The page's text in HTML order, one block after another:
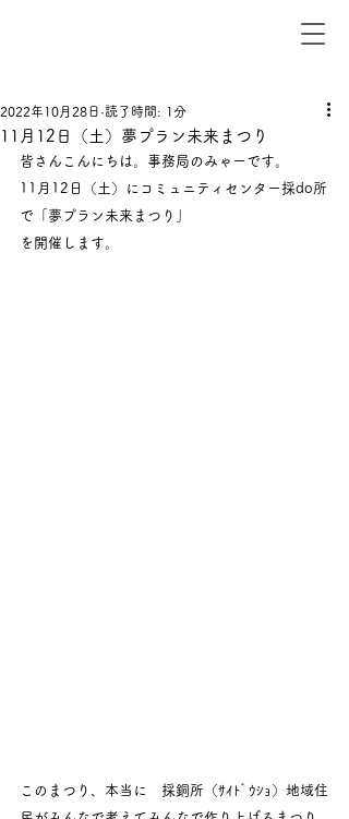
11月12日（土）夢プラン未来まつり
2022年10月28日 読了時間: 1分
皆さんこんにちは。事務局のみゃーです。
11月12日（土）にコミュニティセンター採do所
で「夢プラン未来まつり」
を開催します。
このまつり、本当に　採銅所（ｻｲﾄﾞｳｼｮ）地域住